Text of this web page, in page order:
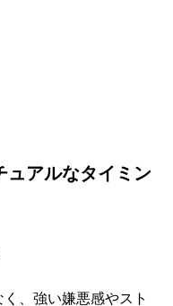
ュアルなタイミン
、強い嫌悪感やスト